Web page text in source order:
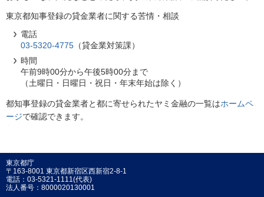
東京都知事登録の貸金業者に関する苦情・相談
電話
03-5320-4775 （貸金業対策課）
時間
午前9時00分から午後5時00分まで
（土曜日・日曜日・祝日・年末年始は除く）
都知事登録の貸金業者と都に寄せられたヤミ金融の一覧はホームペ
ージで確認できます。
東京都庁
〒163-8001 東京都新宿区西新宿2-8-1
電話：03-5321-1111(代表)
法人番号：8000020130001